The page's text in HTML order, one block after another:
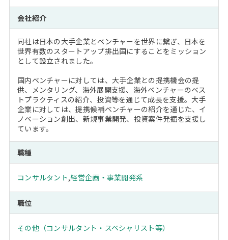
会社紹介
同社は日本の大手企業とベンチャーを世界に繋ぎ、日本を
世界有数のスタートアップ排出国にすることをミッション
として設立されました。
国内ベンチャーに対しては、大手企業との提携機会の提
供、メンタリング、海外展開支援、海外ベンチャーのベス
トプラクティスの紹介、投資等を通じて成長を支援。大手
企業に対しては、提携候補ベンチャーの紹介を通じた、イ
ノベーション創出、新規事業開発、投資案件発掘を支援し
ています。
職種
コンサルタント,経営企画・事業開発系
職位
その他（コンサルタント・スペシャリスト等）